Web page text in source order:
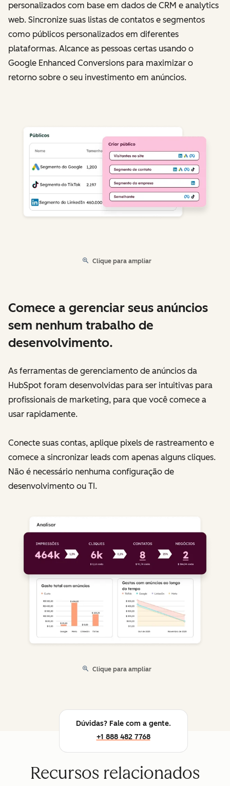
personalizados com base em dados de CRM e analytics
web. Sincronize suas listas de contatos e segmentos
como públicos personalizados em diferentes
plataformas. Alcance as pessoas certas usando o
Google Enhanced Conversions para maximizar o
retorno sobre o seu investimento em anúncios.
Clique para ampliar
Comece a gerenciar seus anúncios
sem nenhum trabalho de
desenvolvimento.
As ferramentas de gerenciamento de anúncios da
HubSpot foram desenvolvidas para ser intuitivas para
profissionais de marketing, para que você comece a
usar rapidamente.
Conecte suas contas, aplique pixels de rastreamento e
comece a sincronizar leads com apenas alguns cliques.
Não é necessário nenhuma configuração de
desenvolvimento ou TI.
Clique para ampliar
Dúvidas? Fale com a gente.
+1 888 482 7768
Recursos relacionados